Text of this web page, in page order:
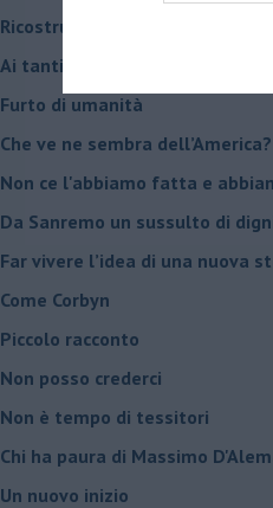
Ricostruire una identità distrutta
Ai tanti, troppi, silenzi.
​Furto di umanità
​Che ve ne sembra dell’America?
Non ce l'abbiamo fatta e
​Da Sanremo un sussulto di
Far vivere l’idea di una nuova
Come Corbyn
Piccolo racconto
Non posso crederci
Non è tempo di tessitori
Chi ha paura di Massimo
Un nuovo inizio